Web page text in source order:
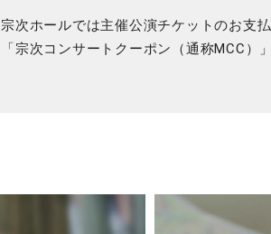
宗次ホールでは主催公演チケットのお支
「宗次コンサートクーポン（通称MCC）